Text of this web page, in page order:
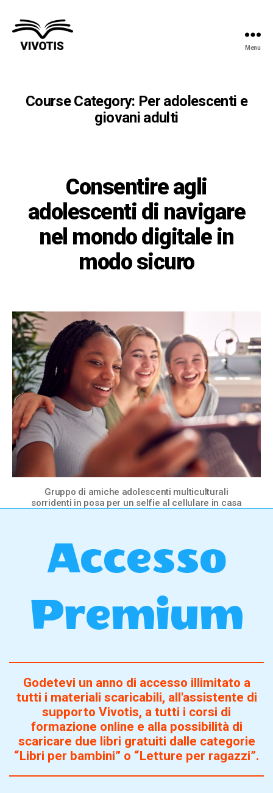
Menu
Course Category: Per adolescenti e
giovani adulti
Consentire agli
adolescenti di navigare
nel mondo digitale in
modo sicuro
Gruppo di amiche adolescenti multiculturali
sorridenti in posa per un selfie al cellulare in casa
Accesso
Premium
Godetevi un anno di accesso illimitato a
tutti i materiali scaricabili, all'assistente di
supporto Vivotis, a tutti i corsi di
formazione online e alla possibilità di
scaricare due libri gratuiti dalle categorie
“Libri per bambini” o “Letture per ragazzi”.